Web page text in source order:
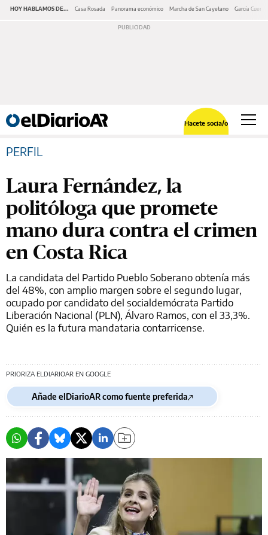
HOY HABLAMOS DE... Casa Rosada Panorama económico Marcha de San Cayetano García Cuerva
Hacete socia/o
PERFIL
Laura Fernández, la
politóloga que promete
mano dura contra el crimen
en Costa Rica
La candidata del Partido Pueblo Soberano obtenía más
del 48%, con amplio margen sobre el segundo lugar,
ocupado por candidato del socialdemócrata Partido
Liberación Nacional (PLN), Álvaro Ramos, con el 33,3%.
Quién es la futura mandataria contarricense.
PRIORIZA ELDIARIOAR EN GOOGLE
Añade elDiarioAR como fuente preferida